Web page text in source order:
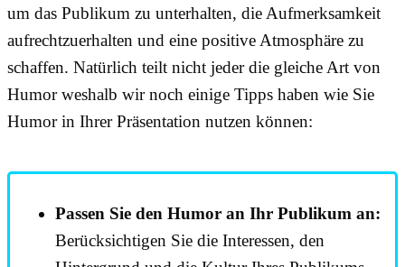
um das Publikum zu unterhalten, die Aufmerksamkeit
aufrechtzuerhalten und eine positive Atmosphäre zu
schaffen. Natürlich teilt nicht jeder die gleiche Art von
Humor weshalb wir noch einige Tipps haben wie Sie
Humor in Ihrer Präsentation nutzen können:
Passen Sie den Humor an Ihr Publikum an:
Berücksichtigen Sie die Interessen, den